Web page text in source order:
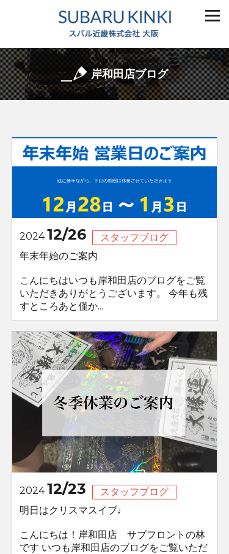
岸和田店ブログ
202412/26
スタッフブログ
年末年始のご案内
こんにちはいつも岸和田店のブログをご覧
いただきありがとうございます。 今年も残
すところあと僅か...
202412/23
スタッフブログ
明日はクリスマスイブ♩
こんにちは！岸和田店 サブフロントの林
です いつも岸和田店のブログをご覧いただ